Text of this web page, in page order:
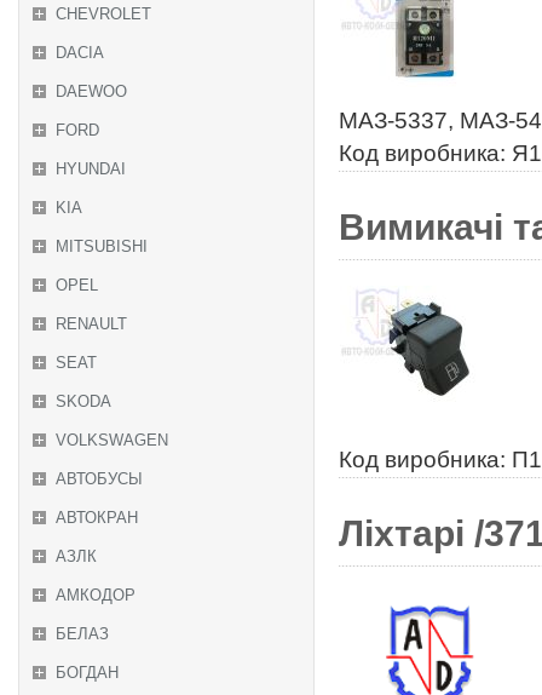
CHEVROLET
DACIA
DAEWOO
FORD
HYUNDAI
KIA
MITSUBISHI
OPEL
RENAULT
SEAT
SKODA
VOLKSWAGEN
АВТОБУСЫ
АВТОКРАН
АЗЛК
АМКОДОР
БЕЛАЗ
БОГДАН
МАЗ-5337, МАЗ-
Код виробника:
Вимикачі
Код виробника:
Ліхтарі /